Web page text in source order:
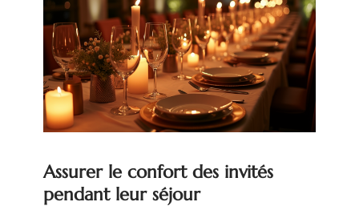
Assurer le confort des invités
pendant leur séjour